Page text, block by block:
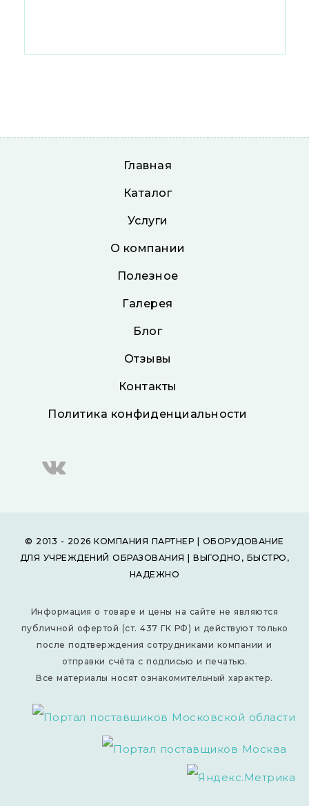
Главная
Каталог
Услуги
О компании
Полезное
Галерея
Блог
Отзывы
Контакты
Политика конфиденциальности
© 2013 - 2026 КОМПАНИЯ ПАРТНЕР | ОБОРУДОВАНИЕ
ДЛЯ УЧРЕЖДЕНИЙ ОБРАЗОВАНИЯ | ВЫГОДНО, БЫСТРО,
НАДЕЖНО
Информация о товаре и цены на сайте не являются
публичной офертой (ст. 437 ГК РФ) и действуют только
после подтверждения сотрудниками компании и
отправки счёта с подписью и печатью.
Все материалы носят ознакомительный характер.